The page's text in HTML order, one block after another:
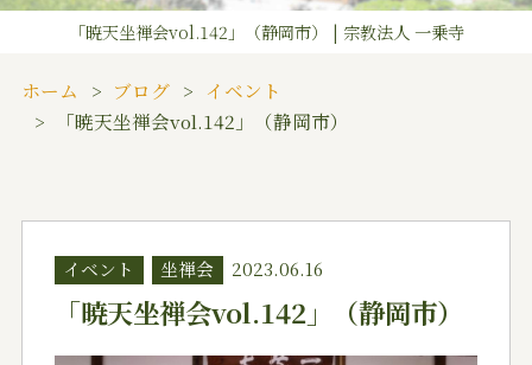
「暁天坐禅会vol.142」（静岡市） | 宗教法人 一乗寺
ホーム ブログ
イベント
「暁天坐禅会vol.142」（静岡市）
イベント 坐禅会 2023.06.16
「暁天坐禅会vol.142」（静岡市）